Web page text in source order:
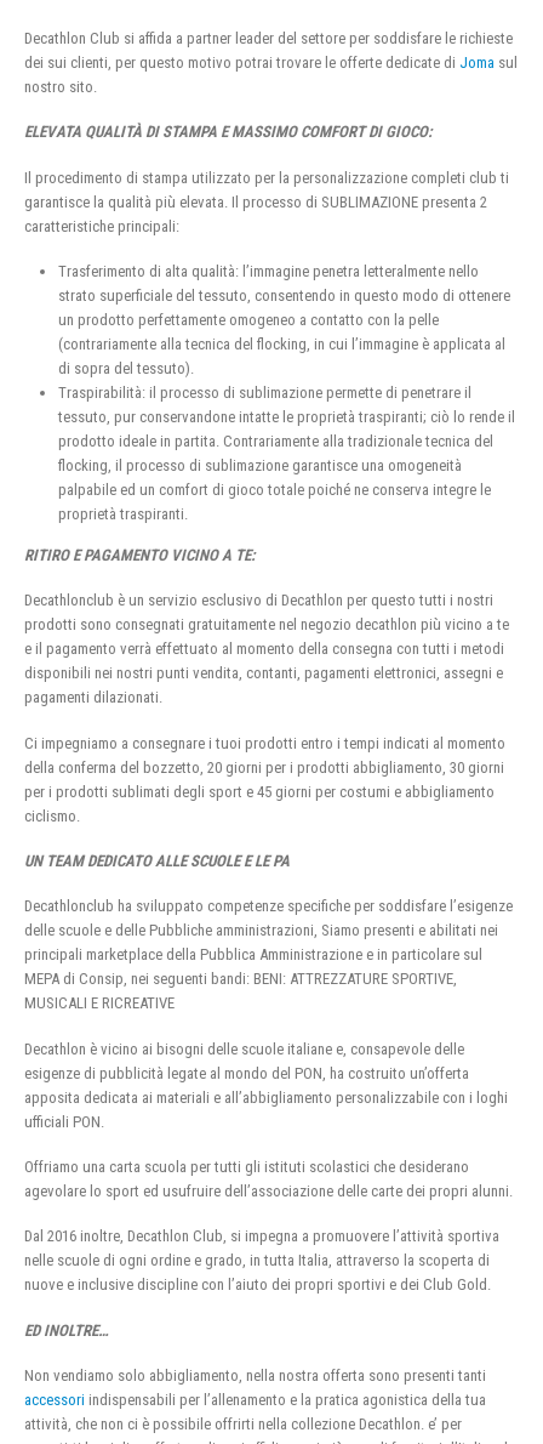
Decathlon Club si affida a partner leader del settore per soddisfare le richieste
dei sui clienti, per questo motivo potrai trovare le offerte dedicate di Joma sul
nostro sito.
ELEVATA QUALITÀ DI STAMPA E MASSIMO COMFORT DI GIOCO:
Il procedimento di stampa utilizzato per la personalizzazione completi club ti
garantisce la qualità più elevata. Il processo di SUBLIMAZIONE presenta 2
caratteristiche principali:
Trasferimento di alta qualità: l’immagine penetra letteralmente nello
strato superficiale del tessuto, consentendo in questo modo di ottenere
un prodotto perfettamente omogeneo a contatto con la pelle
(contrariamente alla tecnica del flocking, in cui l’immagine è applicata al
di sopra del tessuto).
Traspirabilità: il processo di sublimazione permette di penetrare il
tessuto, pur conservandone intatte le proprietà traspiranti; ciò lo rende il
prodotto ideale in partita. Contrariamente alla tradizionale tecnica del
flocking, il processo di sublimazione garantisce una omogeneità
palpabile ed un comfort di gioco totale poiché ne conserva integre le
proprietà traspiranti.
RITIRO E PAGAMENTO VICINO A TE:
Decathlonclub è un servizio esclusivo di Decathlon per questo tutti i nostri
prodotti sono consegnati gratuitamente nel negozio decathlon più vicino a te
e il pagamento verrà effettuato al momento della consegna con tutti i metodi
disponibili nei nostri punti vendita, contanti, pagamenti elettronici, assegni e
pagamenti dilazionati.
Ci impegniamo a consegnare i tuoi prodotti entro i tempi indicati al momento
della conferma del bozzetto, 20 giorni per i prodotti abbigliamento, 30 giorni
per i prodotti sublimati degli sport e 45 giorni per costumi e abbigliamento
ciclismo.
UN TEAM DEDICATO ALLE SCUOLE E LE PA
Decathlonclub ha sviluppato competenze specifiche per soddisfare l’esigenze
delle scuole e delle Pubbliche amministrazioni, Siamo presenti e abilitati nei
principali marketplace della Pubblica Amministrazione e in particolare sul
MEPA di Consip, nei seguenti bandi: BENI: ATTREZZATURE SPORTIVE,
MUSICALI E RICREATIVE
Decathlon è vicino ai bisogni delle scuole italiane e, consapevole delle
esigenze di pubblicità legate al mondo del PON, ha costruito un’offerta
apposita dedicata ai materiali e all’abbigliamento personalizzabile con i loghi
ufficiali PON.
Offriamo una carta scuola per tutti gli istituti scolastici che desiderano
agevolare lo sport ed usufruire dell’associazione delle carte dei propri alunni.
Dal 2016 inoltre, Decathlon Club, si impegna a promuovere l’attività sportiva
nelle scuole di ogni ordine e grado, in tutta Italia, attraverso la scoperta di
nuove e inclusive discipline con l’aiuto dei propri sportivi e dei Club Gold.
ED INOLTRE…
Non vendiamo solo abbigliamento, nella nostra offerta sono presenti tanti
accessori indispensabili per l’allenamento e la pratica agonistica della tua
attività, che non ci è possibile offrirti nella collezione Decathlon. e’ per